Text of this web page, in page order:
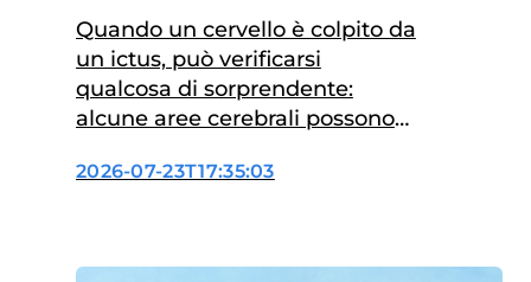
ictus
Quando un cervello è colpito da
un ictus, può verificarsi
qualcosa di sorprendente:
alcune aree cerebrali possono
giovani alle analisi di imaging.
di oltre 500 sopravvissuti a un
2026-07-23T17:35:03